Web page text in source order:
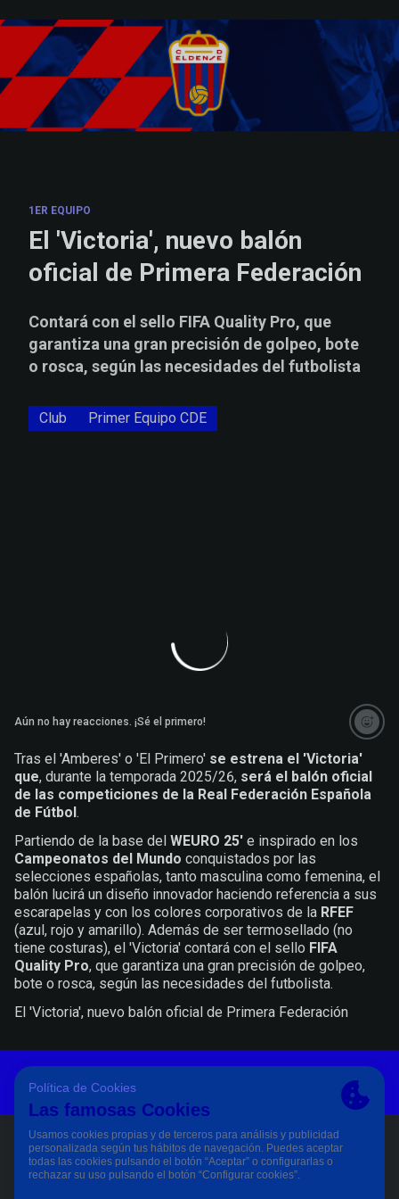
1ER EQUIPO
El 'Victoria', nuevo balón
oficial de Primera Federación
Contará con el sello FIFA Quality Pro, que
garantiza una gran precisión de golpeo, bote
o rosca, según las necesidades del futbolista
Club Primer Equipo CDE
Aún no hay reacciones. ¡Sé el primero!
Tras el 'Amberes' o 'El Primero' se estrena el 'Victoria'
que, durante la temporada 2025/26, será el balón oficial
de las competiciones de la Real Federación Española
de Fútbol.
Partiendo de la base del WEURO 25' e inspirado en los
Campeonatos del Mundo conquistados por las
selecciones españolas, tanto masculina como femenina, el
balón lucirá un diseño innovador haciendo referencia a sus
escarapelas y con los colores corporativos de la RFEF
(azul, rojo y amarillo). Además de ser termosellado (no
tiene costuras), el 'Victoria' contará con el sello FIFA
Quality Pro, que garantiza una gran precisión de golpeo,
bote o rosca, según las necesidades del futbolista.
El 'Victoria', nuevo balón oficial de Primera Federación
+1